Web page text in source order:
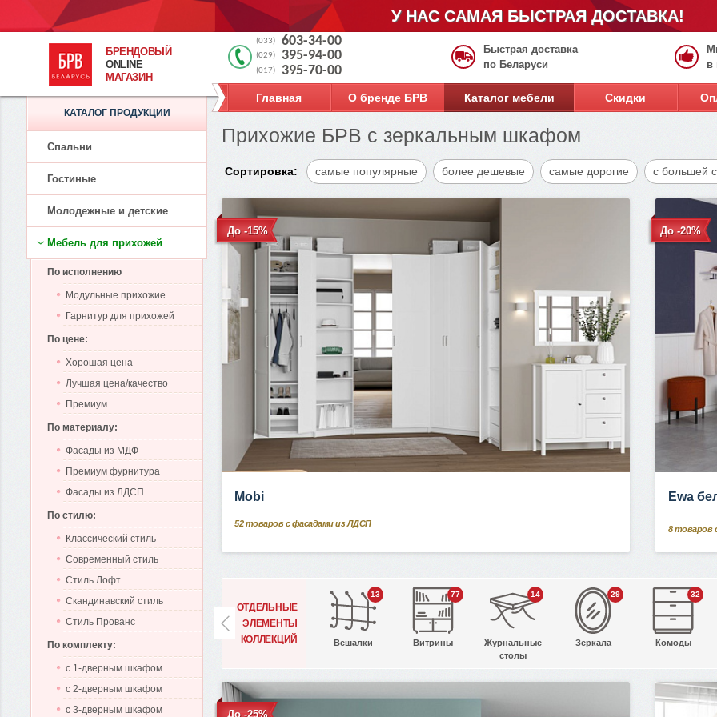
У НАС САМАЯ БЫСТРАЯ ДОСТАВКА!
БРЕНДОВЫЙ
ONLINE
МАГАЗИН
(033) 603-34-00
(029) 395-94-00
(017) 395-70-00
Быстрая доставка
по Беларуси
в
Главная О бренде БРВ Каталог мебели Скидки
Прихожие БРВ с зеркальным шкафом
Сортировка: самые популярные более дешевые самые дорогие с большей
До -15%
Mobi
52 товаров с фасадами из ЛДСП
До -20%
Ewa
8 товаров
ОТДЕЛЬНЫЕ
ЭЛЕМЕНТЫ
КОЛЛЕКЦИЙ
13
Вешалки
77
Витрины
14
Журнальные
столы
29
Зеркала
32
Комоды
До -25%
КАТАЛОГ ПРОДУКЦИИ
Спальни
Гостиные
Молодежные и детские
Мебель для прихожей
По исполнению
Модульные прихожие
Гарнитур для прихожей
По цене:
Хорошая цена
Лучшая цена/качество
Премиум
По материалу:
Фасады из МДФ
Премиум фурнитура
Фасады из ЛДСП
По стилю:
Классический стиль
Современный стиль
Стиль Лофт
Скандинавский стиль
Стиль Прованс
По комплекту:
с 1-дверным шкафом
с 2-дверным шкафом
с 3-дверным шкафом